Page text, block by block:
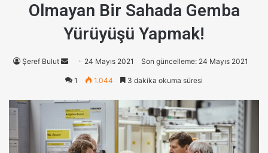
Olmayan Bir Sahada Gemba
Yürüyüşü Yapmak!
Şeref Bulut
B
i
e
-
p
o
24 Mayıs 2021 Son güncelleme: 24 Mayıs 2021
1 1.044 3 dakika okuma süresi